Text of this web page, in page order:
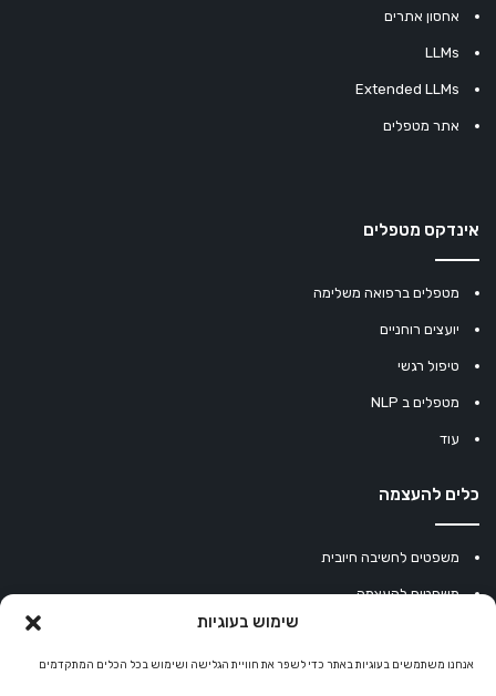
שימוש בעוגיות
אנחנו משתמשים בעוגיות באתר כדי לשפר את חוויית הגלישה ושימוש בכל הכלים המתקדמים
אחסון אתרים
LLMs
Extended LLMs
אתר מטפלים
אינדקס מטפלים
מטפלים ברפואה משלימה
יועצים רוחניים
טיפול רגשי
מטפלים ב NLP
עוד
כלים להעצמה
משפטים לחשיבה חיובית
משפטים להעצמה
מחשבון נומרולוגיה